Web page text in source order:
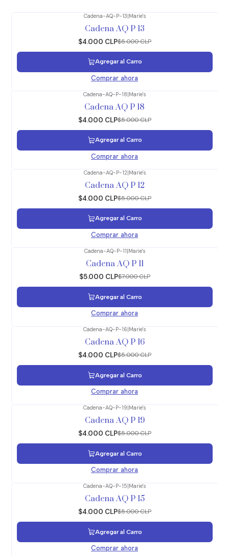
Cadena-AQ-P-13|Marie's
Cadena AQ P 13
$4.000 CLP$5.000 CLP
Agregar al Carro
Comprar ahora
Cadena-AQ-P-18|Marie's
Cadena AQ P 18
$4.000 CLP$5.000 CLP
Agregar al Carro
Comprar ahora
Cadena-AQ-P-12|Marie's
Cadena AQ P 12
$4.000 CLP$5.000 CLP
Agregar al Carro
Comprar ahora
Cadena-AQ-P-11|Marie's
Cadena AQ P 11
$5.000 CLP$7.000 CLP
Agregar al Carro
Comprar ahora
Cadena-AQ-P-16 Marie's
Cadena AQ P 16
$4.000 CLP$5.000 CLP
Agregar al Carro
Comprar ahora
Cadena-AQ-P-19 Marie's
Cadena AQ P 19
$4.000 CLP$5.000 CLP
Agregar al Carro
Comprar ahora
Cadena-AQ-P-15 Marie's
Cadena AQ P 15
$4.000 CLP$5.000 CLP
Agregar al Carro
Comprar ahora